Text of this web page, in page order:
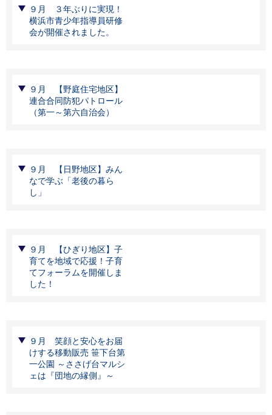
９月 ３年ぶりに実現！
横浜市青少年指導員研修
会が開催されました。
９月 【野庭住宅地区】
連合合同防犯パトロール
（第一～第六自治会）
９月 【日野地区】みん
なで学ぶ「老後の暮ら
し」
９月 【ひぎり地区】子
育てを地域で応援！子育
てフォーラムを開催しま
した！
９月 笑顔と安心をお届
けする移動販売 笹下台第
一公園 ～ささげ台マルシ
ェは『団地の縁側』～